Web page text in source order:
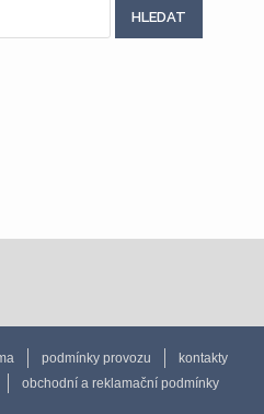
podmínky provozu
kontakty
obchodní a reklamační podmínky